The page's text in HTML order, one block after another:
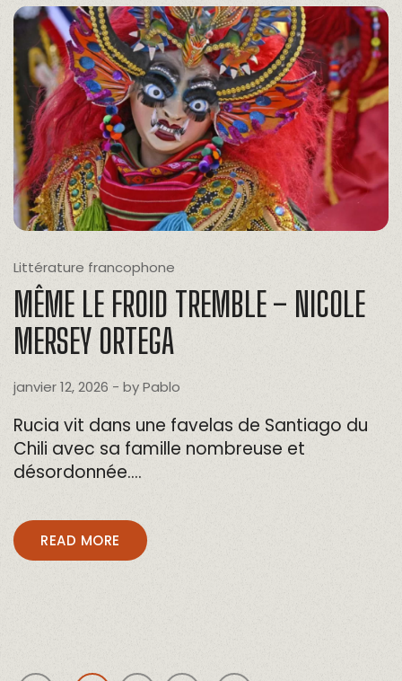
Littérature francophone
MÊME LE FROID TREMBLE – NICOLE
MERSEY ORTEGA
janvier 12, 2026 - byPablo
Rucia vit dans une favelas de Santiago du
Chili avec sa famille nombreuse et
désordonnée….
READ MORE